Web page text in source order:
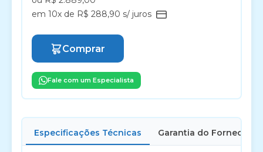
em 10x de R$ 288,90 s/ juros
Comprar
Fale com um Especialista
Especificações Técnicas Garantia do Fornecedor